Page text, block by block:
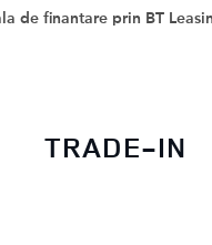
de finantare prin BT
TRADE-IN